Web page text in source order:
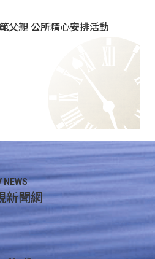
父親 公所精心安排活動
NEWS
新聞網